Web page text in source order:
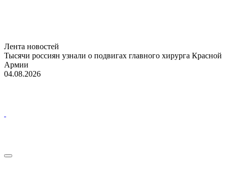
Лента новостей
Тысячи россиян узнали о подвигах главного хирурга Красной
Армии
04.08.2026